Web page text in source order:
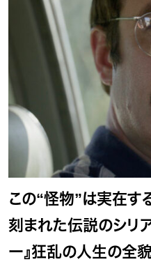
この“怪物”は実在
刻まれた伝説のシリ
ー』狂乱の人生の全